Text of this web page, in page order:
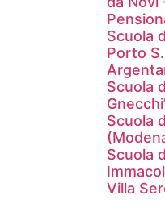
Scuola
Porto
Scuola
Scuola
Scuola
Villa